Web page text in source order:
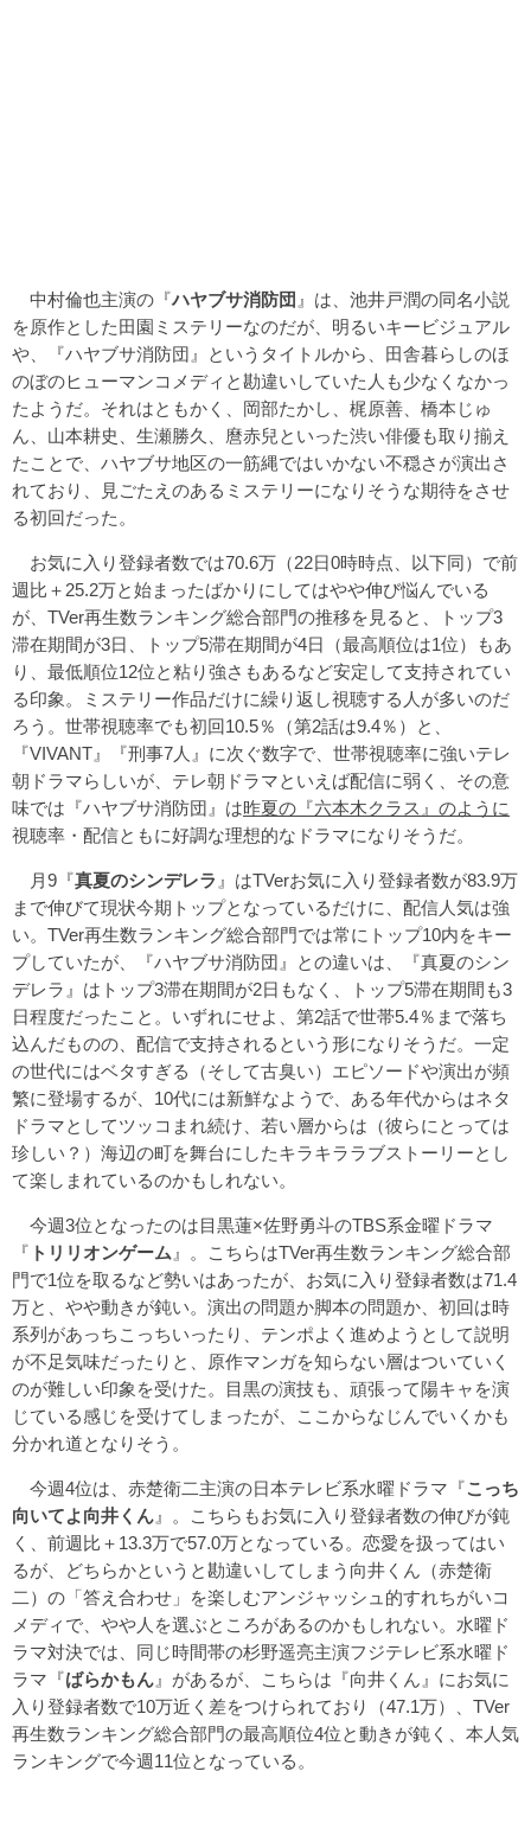
中村倫也主演の『ハヤブサ消防団 』は、池井戸潤の同名小説
を原作とした田園ミステリーなのだが、明るいキービジュアル
や、『ハヤブサ消防団』というタイトルから、田舎暮らしのほ
のぼのヒューマンコメディと勘違いしていた人も少なくなかっ
たようだ。それはともかく、岡部たかし、梶原善、橋本じゅ
ん、山本耕史、生瀬勝久、麿赤兒といった渋い俳優も取り揃え
たことで、ハヤブサ地区の一筋縄ではいかない不穏さが演出さ
れており、見ごたえのあるミステリーになりそうな期待をさせ
る初回だった。
お気に入り登録者数では70.6万（22日0時時点、以下同）で前
週比＋25.2万と始まったばかりにしてはやや伸び悩んでいる
が、TVer再生数ランキング総合部門の推移を見ると、トップ3
滞在期間が3日、トップ5滞在期間が4日（最高順位は1位）もあ
り、最低順位12位と粘り強さもあるなど安定して支持されてい
る印象。ミステリー作品だけに繰り返し視聴する人が多いのだ
ろう。世帯視聴率でも初回10.5％（第2話は9.4％）と、
『VIVANT』『刑事7人』に次ぐ数字で、世帯視聴率に強いテレ
朝ドラマらしいが、テレ朝ドラマといえば配信に弱く、その意
味では『ハヤブサ消防団』は昨夏の『六本木クラス』のように
視聴率・配信ともに好調な理想的なドラマになりそうだ。
月9『真夏のシンデレラ 』はTVerお気に入り登録者数が83.9万
まで伸びて現状今期トップとなっているだけに、配信人気は強
い。TVer再生数ランキング総合部門では常にトップ10内をキー
プしていたが、『ハヤブサ消防団』との違いは、『真夏のシン
デレラ』はトップ3滞在期間が2日もなく、トップ5滞在期間も3
日程度だったこと。いずれにせよ、第2話で世帯5.4％まで落ち
込んだものの、配信で支持されるという形になりそうだ。一定
の世代にはベタすぎる（そして古臭い）エピソードや演出が頻
繁に登場するが、10代には新鮮なようで、ある年代からはネタ
ドラマとしてツッコまれ続け、若い層からは（彼らにとっては
珍しい？）海辺の町を舞台にしたキラキララブストーリーとし
て楽しまれているのかもしれない。
今週3位となったのは目黒蓮×佐野勇斗のTBS系金曜ドラマ
『 トリリオンゲーム 』。こちらはTVer再生数ランキング総合部
門で1位を取るなど勢いはあったが、お気に入り登録者数は71.4
万と、やや動きが鈍い。演出の問題か脚本の問題か、初回は時
系列があっちこっちいったり、テンポよく進めようとして説明
が不足気味だったりと、原作マンガを知らない層はついていく
のが難しい印象を受けた。目黒の演技も、頑張って陽キャを演
じている感じを受けてしまったが、ここからなじんでいくかも
分かれ道となりそう。
今週4位は、赤楚衛二主演の日本テレビ系水曜ドラマ『こっち
向いてよ向井くん 』。こちらもお気に入り登録者数の伸びが鈍
く、前週比＋13.3万で57.0万となっている。恋愛を扱ってはい
るが、どちらかというと勘違いしてしまう向井くん（赤楚衛
二）の「答え合わせ」を楽しむアンジャッシュ的すれちがいコ
メディで、やや人を選ぶところがあるのかもしれない。水曜ド
ラマ対決では、同じ時間帯の杉野遥亮主演フジテレビ系水曜ド
ラマ『ばらかもん 』があるが、こちらは『向井くん』にお気に
入り登録者数で10万近く差をつけられており（47.1万）、TVer
再生数ランキング総合部門の最高順位4位と動きが鈍く、本人気
ランキングで今週11位となっている。